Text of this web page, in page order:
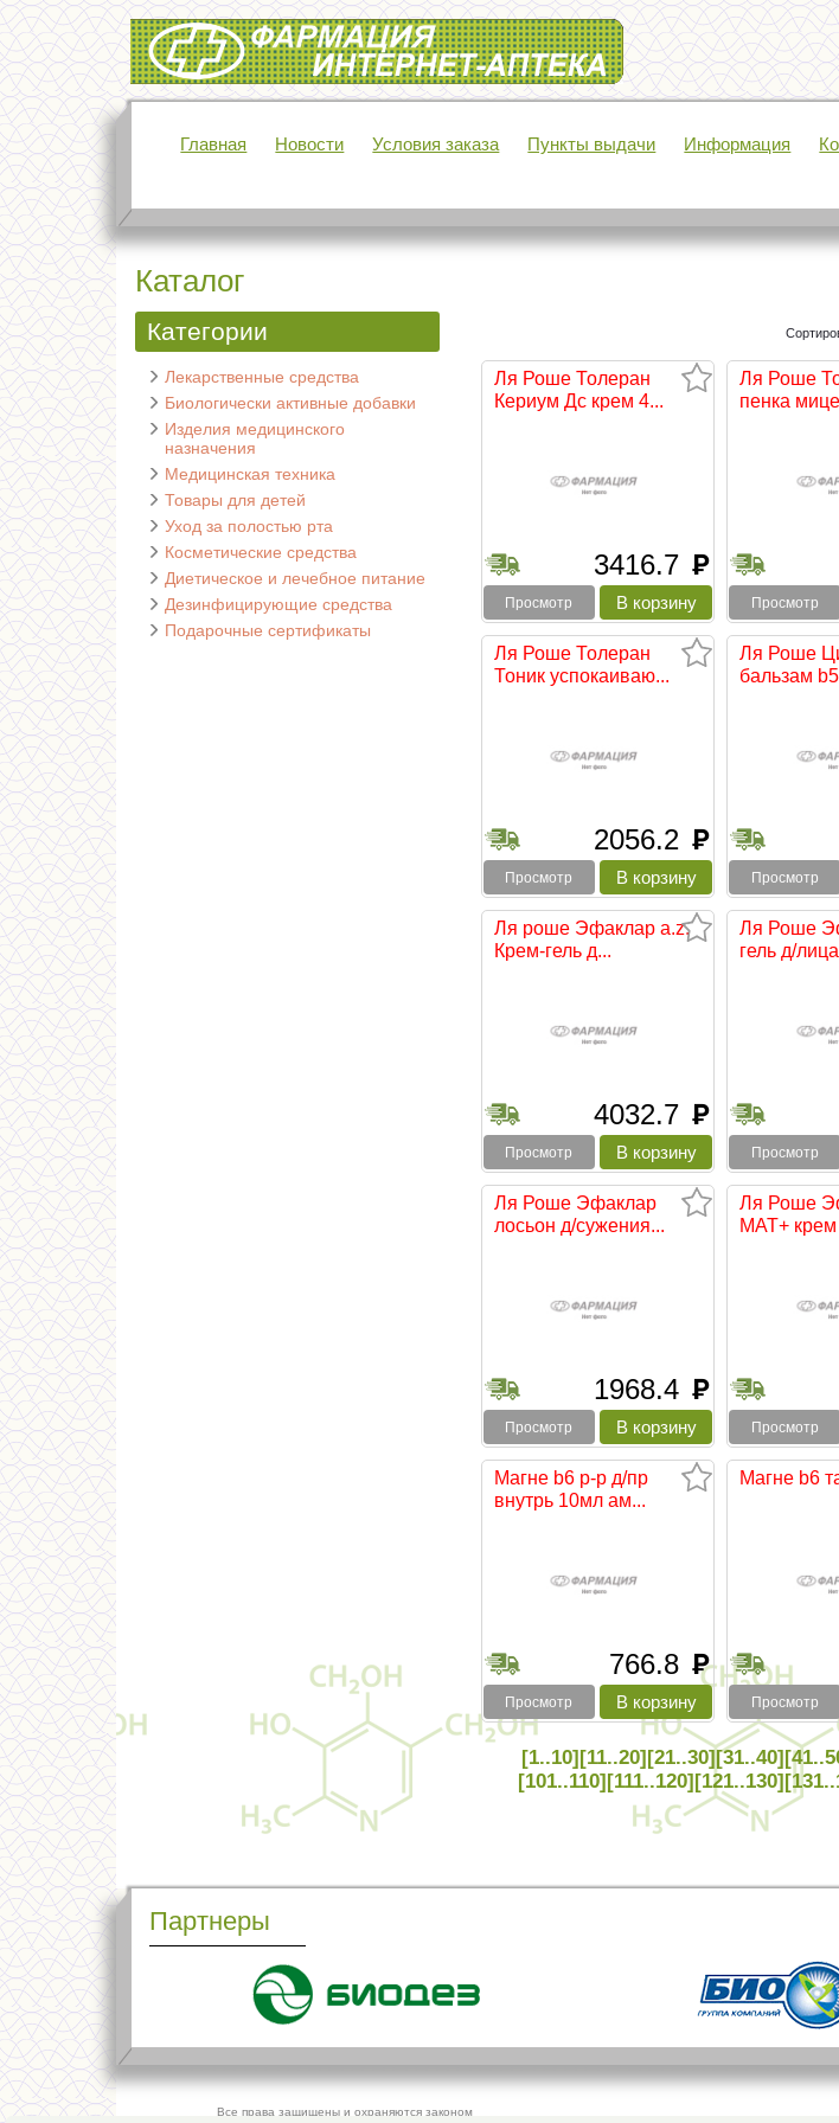
Интернет-аптека Фармация
Главная Новости Условия заказа Пункты выдачи Информация
Каталог
Категории
Лекарственные средства
Биологически активные добавки
Изделия медицинского
назначения
Медицинская техника
Товары для детей
Уход за полостью рта
Косметические средства
Диетическое и лечебное питание
Дезинфицирующие средства
Подарочные сертификаты
Ля Роше Толеран
Кериум Дс крем 4...
3416.7 руб
Просмотр
Ля Роше
пенка
Просмотр
Ля Роше Толеран
Тоник успокаиваю...
2056.2 руб
Просмотр
Ля Роше
бальзам
Просмотр
Ля роше Эфаклар a.z.
Крем-гель д...
4032.7 руб
Просмотр
Ля Роше
гель д/
Просмотр
Ля Роше Эфаклар
лосьон д/сужения...
1968.4 руб
Просмотр
Ля Роше
МАТ+ крем
Просмотр
Магне b6 р-р д/пр
внутрь 10мл ам...
766.8 руб
Просмотр
Магне b6
Просмотр
[1..10][11..20][21..30][31..40]
[101..110][111..120][121..130]
Партнеры
Все права защищены и охраняются законом